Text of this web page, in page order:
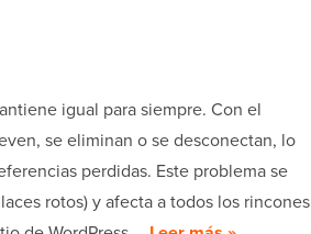
igual para siempre. Con el
se eliminan o se desconectan, lo
perdidas. Este problema se
rotos) y afecta a todos los rincones